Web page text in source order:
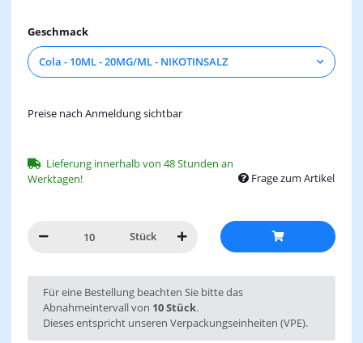
Geschmack
Cola - 10ML - 20MG/ML - NIKOTINSALZ
Preise nach Anmeldung sichtbar
Lieferung innerhalb von 48 Stunden an
Werktagen!
Frage zum Artikel
Stück
x
Für eine Bestellung beachten Sie bitte das
Abnahmeintervall von 10 Stück.
Dieses entspricht unseren Verpackungseinheiten (VPE).